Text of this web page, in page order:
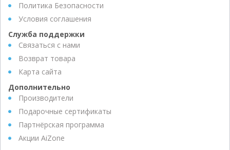
Политика Безопасности
Условия соглашения
Служба поддержки
Связаться с нами
Возврат товара
Карта сайта
Дополнительно
Производители
Подарочные сертификаты
Партнёрская программа
Акции AiZone